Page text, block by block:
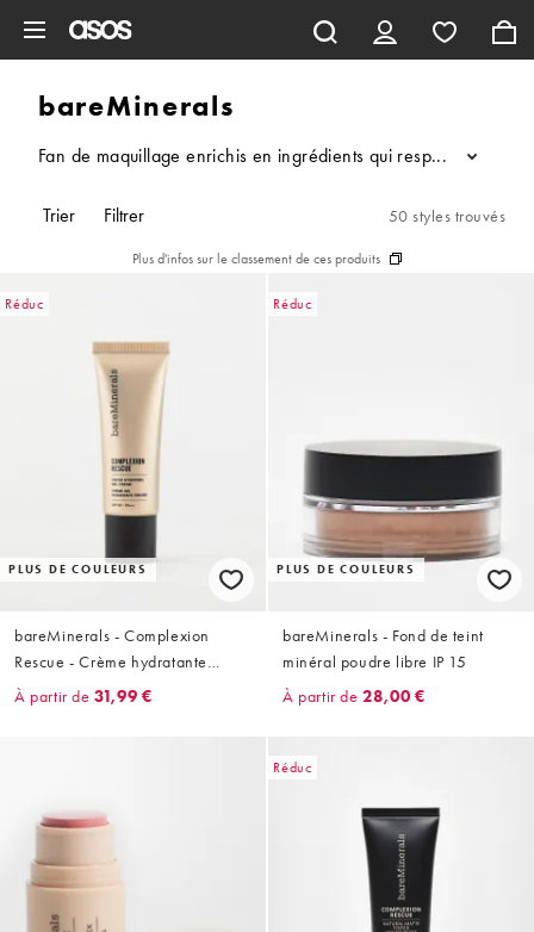
bareMinerals
Fan de maquillage enrichis en ingrédients qui respectent (et
...
Trier Filtrer 50 styles trouvés
Plus d'infos sur le classement de ces produits
Réduc
PLUS DE COULEURS
bareMinerals - Complexion
Rescue - Crème hydratante
teintée IP 30
À partir de 31,99 €
Réduc
PLUS DE COULEURS
bareMinerals - Fond de teint
minéral poudre libre IP 15
À partir de 28,00 €
Réduc